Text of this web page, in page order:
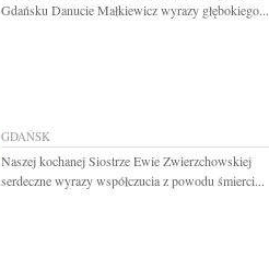
Gdańsku Danucie Małkiewicz wyrazy głębokiego...
GDAŃSK
Naszej kochanej Siostrze Ewie Zwierzchowskiej
serdeczne wyrazy współczucia z powodu śmierci...